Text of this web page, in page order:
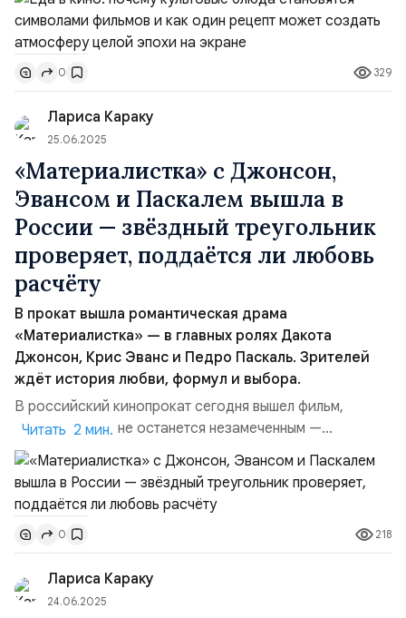
зрителя в другой мир и заставить поверить в
правдоподобность истории. Это еда. Кулинарные
детали в кино работают как особая память — запахи,
фактуры, звуки. Именно поэтому культовые блюда на ...
0 329
Лариса Караку
25.06.2025
«Материалистка» с Джонсон,
Эвансом и Паскалем вышла в
России — звёздный треугольник
проверяет, поддаётся ли любовь
расчёту
В прокат вышла романтическая драма
«Материалистка» — в главных ролях Дакота
Джонсон, Крис Эванс и Педро Паскаль. Зрителей
ждёт история любви, формул и выбора.
В российский кинопрокат сегодня вышел фильм,
который точно не останется незамеченным —
«Материалистка». Режиссёр картины — Селин Сон,
номинантка на премию «Оскар» за тонкое авторское
высказывание в драме «Прошлая жизнь». На этот раз
Сон решила взглянуть на любовь через призму
математики, желания и случайности, а заодно собрала
в кадре акт...
Читать 2 мин.
0 218
Лариса Караку
24.06.2025